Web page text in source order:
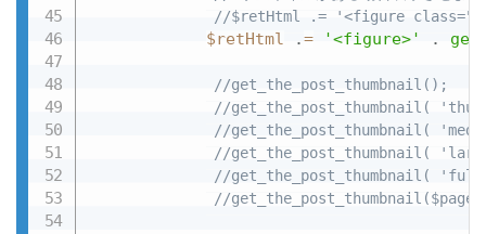
//$retHtml .= '<figure
$retHtml
.= '<figure>' .
//get_the_post_thumbnail();
//get_the_post_thumbnail(
//get_the_post_thumbnail(
//get_the_post_thumbnail(
//get_the_post_thumbnail(
//